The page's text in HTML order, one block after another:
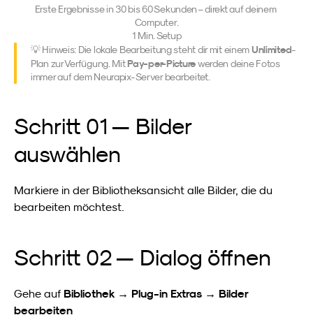
Erste Ergebnisse in 30 bis 60 Sekunden – direkt auf deinem
Computer.
1 Min. Setup
💡 Hinweis: Die lokale Bearbeitung steht dir mit einem Unlimited-
Plan zur Verfügung. Mit Pay-per-Picture werden deine Fotos
immer auf dem Neurapix-Server bearbeitet.
Schritt 01 — Bilder
auswählen
Markiere in der Bibliotheksansicht alle Bilder, die du
bearbeiten möchtest.
Schritt 02 — Dialog öffnen
Gehe auf Bibliothek → Plug-in Extras → Bilder
bearbeiten